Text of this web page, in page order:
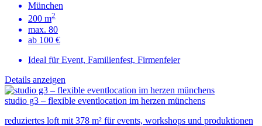
München
200 m2
max. 80
ab 100 €
Ideal für Event, Familienfest, Firmenfeier
Details anzeigen
studio g3 – flexible eventlocation im herzen münchens
reduziertes loft mit 378 m² für events, workshops und produktionen